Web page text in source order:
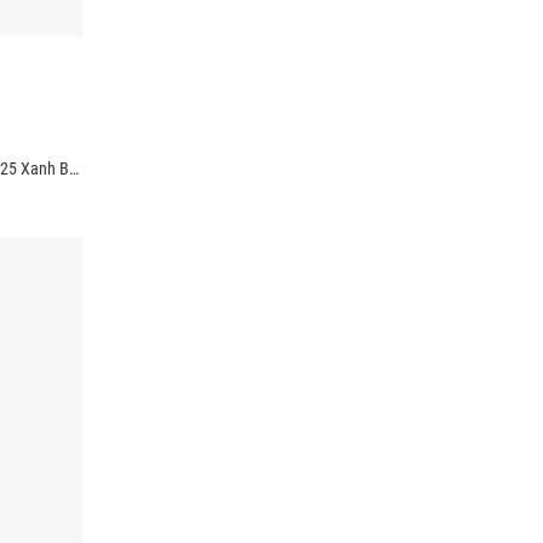
Quần Jean Trang Trí Túi Form Straight QJ125 Xanh Biển